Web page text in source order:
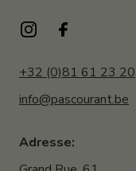
+32 (0)81 61 23 20
info@pascourant.be
Adresse: